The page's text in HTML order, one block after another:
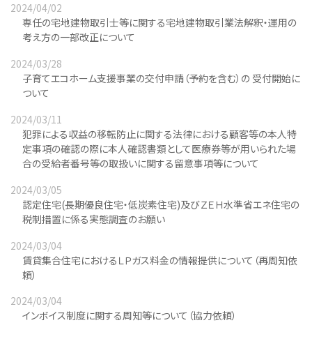
2024/04/02
専任の宅地建物取引士等に関する宅地建物取引業法解釈・運用の
考え方の一部改正について
2024/03/28
子育てエコホーム支援事業の交付申請（予約を含む）の 受付開始に
ついて
2024/03/11
犯罪による収益の移転防止に関する法律における顧客等の本人特
定事項の確認の際に本人確認書類として医療券等が用いられた場
合の受給者番号等の取扱いに関する留意事項等について
2024/03/05
認定住宅(長期優良住宅・低炭素住宅)及びＺＥＨ水準省エネ住宅の
税制措置に係る実態調査のお願い
2024/03/04
賃貸集合住宅におけるＬＰガス料金の情報提供について（再周知依
頼）
2024/03/04
インボイス制度に関する周知等について（協力依頼）